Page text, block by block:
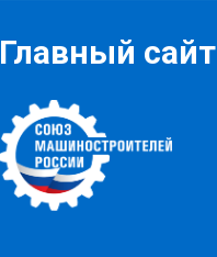
Главный сайт